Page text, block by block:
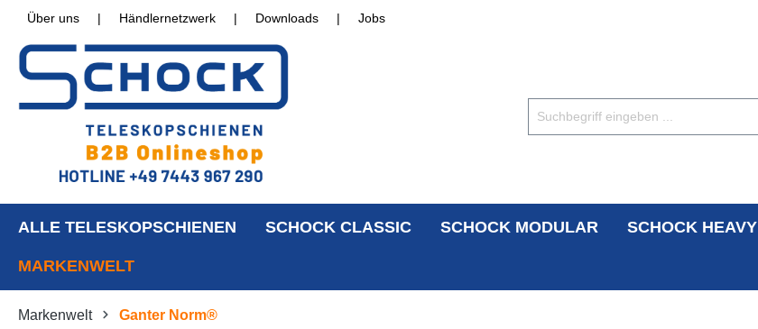
Über uns | Händlernetzwerk | Downloads | Jobs
ALLE TELESKOPSCHIENEN SCHOCK CLASSIC SCHOCK MODULAR SCHOCK HEAVY
MARKENWELT
Markenwelt Ganter Norm®